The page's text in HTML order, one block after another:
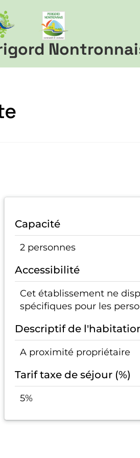
Capacité
2 personnes
Accessibilité
Cet établissement ne
spécifiques pour les
Descriptif de
A proximité propriétaire
Tarif taxe de séjour (%)
5%